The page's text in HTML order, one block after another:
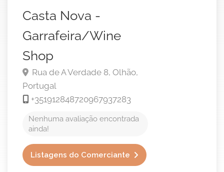
Casta Nova -
Garrafeira/Wine
Shop
Rua de A Verdade 8, Olhão,
Portugal
+351912848720967937283
Nenhuma avaliação encontrada
ainda!
Listagens do Comerciante